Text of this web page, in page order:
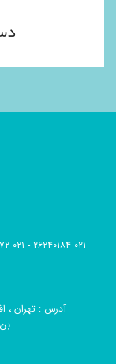
۰۲۱ ۲۶۲۴۰۱۸۴ - ۰۲۱ ۲۶۲۴۰۳۷۲ - ۰۲۱ ۲۶۲۴۰۴۶۹ art.tourism۹۲@gmail.com
آدرس : تهران ،